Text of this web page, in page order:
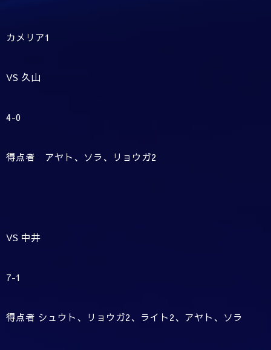
カメリア1
VS 久山
4-0
得点者 アヤト、ソラ、リョウガ2
VS 中井
7-1
得点者 シュウト、リョウガ2、ライト2、アヤト、ソラ